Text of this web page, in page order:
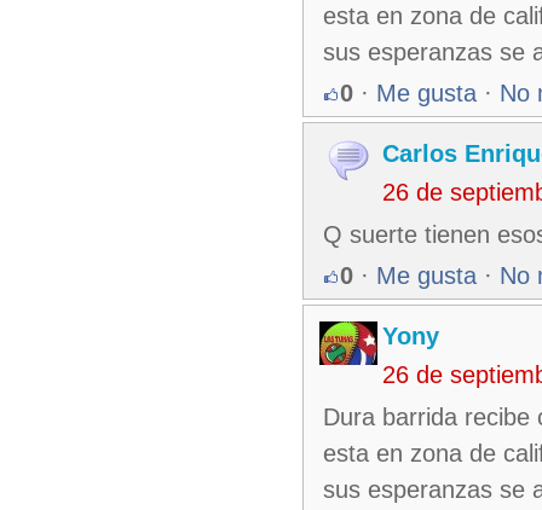
esta en zona de
sus esperanzas se
0 · Me gusta · No
Carlos
26 de
Q suerte tienen
0 · Me gusta · No
Yony
26 de
Dura barrida recibe
esta en zona de
sus esperanzas se